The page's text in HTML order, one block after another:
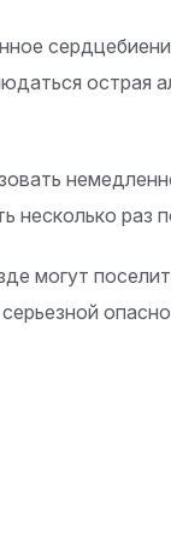
острая
несколько раз
могут